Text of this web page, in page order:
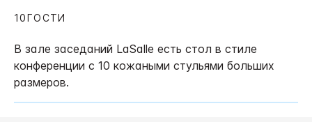
В зале заседаний LaSalle есть стол в стиле
конференции с 10 кожаными стульями больших
размеров.
10ГОСТИ